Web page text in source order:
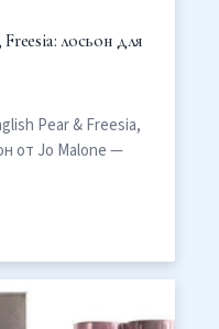
лосьон для
Pear & Freesia,
от Jo Malone —